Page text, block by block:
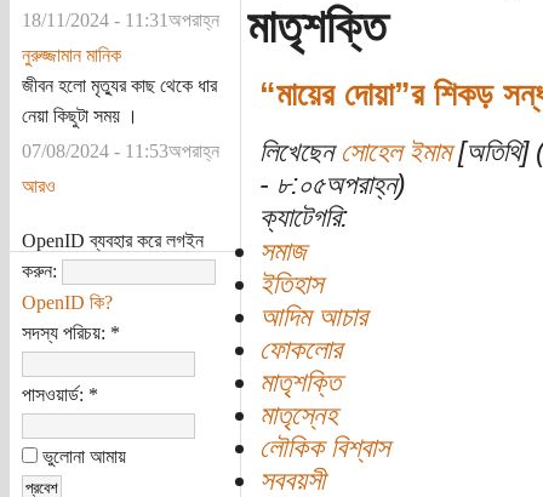
18/11/2024 - 11:31অপরাহ্ন
নুরুজ্জামান মানিক
জীবন হলো মৃত্যুর কাছ থেকে ধার
নেয়া কিছুটা সময় ।
07/08/2024 - 11:53অপরাহ্ন
আরও
OpenID ব্যবহার করে লগইন
করুন:
OpenID কি?
সদস্য পরিচয়: *
পাসওয়ার্ড: *
ভুলোনা আমায়
মাতৃশক্তি
“মায়ের দোয়া”র শিকড়
লিখেছেন সোহেল ইমাম[অতিথি]
- ৮:০৫অপরাহ্ন)
ক্যাটেগরি:
সমাজ
ইতিহাস
আদিম আচার
ফোকলোর
মাতৃশক্তি
মাতৃস্নেহ
লৌকিক বিশ্বাস
সববয়সী